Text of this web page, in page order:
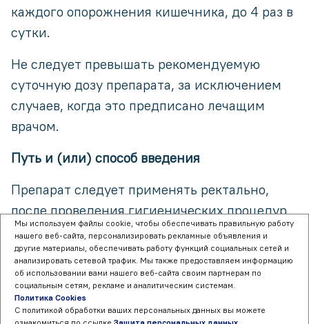
каждого опорожнения кишечника, до 4 раз в
сутки.
Не следует превышать рекомендуемую
суточную дозу препарата, за исключением
случаев, когда это предписано лечащим
врачом.
Путь и (или) способ введения
Препарат следует применять ректально,
после проведения гигиенических процедур.
Мы используем файлы cookie, чтобы обеспечивать правильную работу
нашего веб-сайта, персонализировать рекламные объявления и
другие материалы, обеспечивать работу функций социальных сетей и
анализировать сетевой трафик. Мы также предоставляем информацию
об использовании вами нашего веб-сайта своим партнерам по
социальным сетям, рекламе и аналитическим системам.
Политика Cookies
С политикой обработки ваших персональных данных вы можете